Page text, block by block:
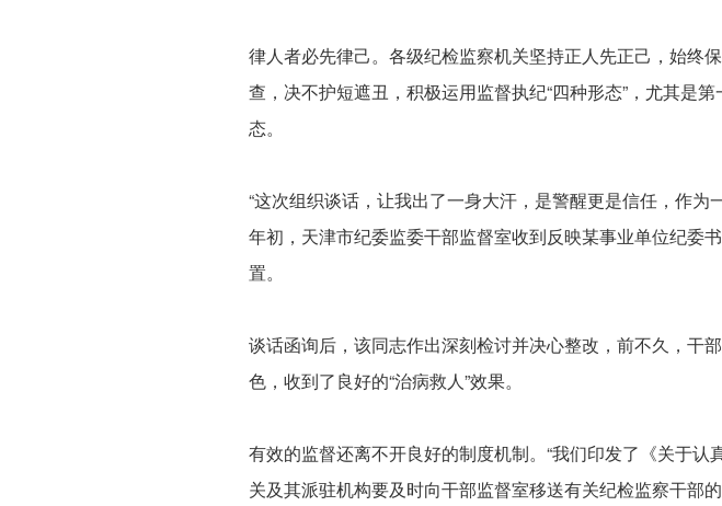
律人者必先律己。各级纪检监察机关坚持正人先正己，始终
查，决不护短遮丑，积极运用监督执纪“四种形态”，尤其是
态。
“这次组织谈话，让我出了一身大汗，是警醒更是信任，作
年初，天津市纪委监委干部监督室收到反映某事业单位纪委
置。
谈话函询后，该同志作出深刻检讨并决心整改，前不久，干
色，收到了良好的“治病救人”效果。
有效的监督还离不开良好的制度机制。“我们印发了《关于
关及其派驻机构要及时向干部监督室移送有关纪检监察干部